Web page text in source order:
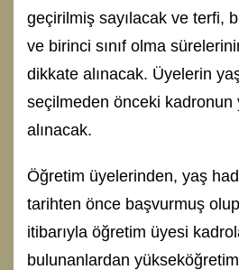
geçirilmiş sayılacak ve terfi,
ve birinci sınıf olma
dikkate alınacak. Üyelerin
seçilmeden önceki kadronun
alınacak.
Öğretim üyelerinden, yaş
tarihten önce başvurmuş
itibarıyla öğretim üyesi
bulunanlardan